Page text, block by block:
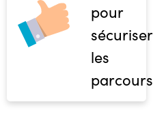
pour
sécuriser
les
parcours